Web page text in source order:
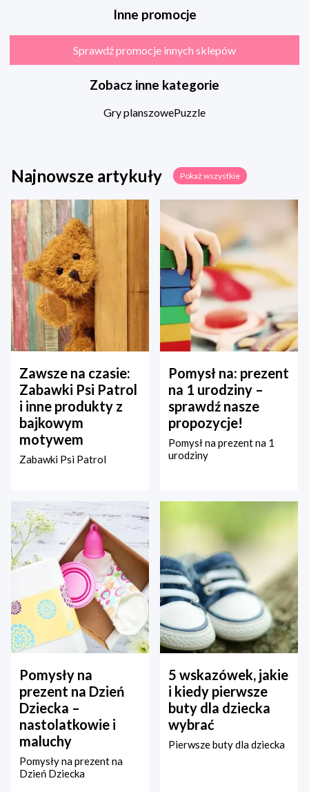
Inne promocje
Sprawdź promocje innych sklepów
Zobacz inne kategorie
Gry planszowePuzzle
Najnowsze artykuły Pokaż wszystkie
Zawsze na czasie:
Zabawki Psi Patrol
i inne produkty z
bajkowym
motywem
Zabawki Psi Patrol
Pomysł na: prezent
na 1 urodziny –
sprawdź nasze
propozycje!
Pomysł na prezent na 1
urodziny
Pomysły na
prezent na Dzień
Dziecka –
nastolatkowie i
maluchy
Pomysły na prezent na
Dzień Dziecka
5 wskazówek, jakie
i kiedy pierwsze
buty dla dziecka
wybrać
Pierwsze buty dla dziecka